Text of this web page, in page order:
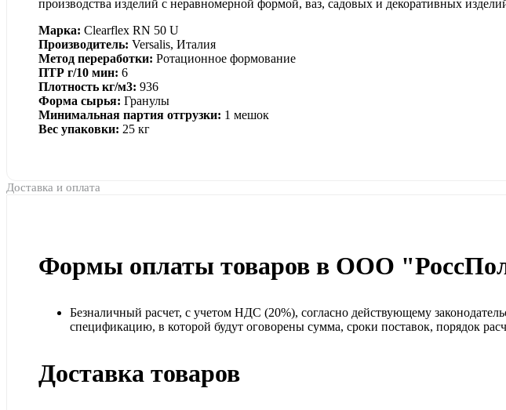
производства изделий с неравномерной формой, ваз, садовых и декоративных
Марка: Clearflex RN 50 U
Производитель: Versalis, Италия
Метод переработки: Ротационное формование
ПТР г/10 мин: 6
Плотность кг/м3: 936
Форма сырья: Гранулы
Минимальная партия отгрузки: 1 мешок
Вес упаковки: 25 кг
Доставка и оплата
Формы оплаты товаров в ООО
Безналичный расчет, с учетом НДС (20%), согласно действующему
спецификацию, в которой будут оговорены сумма, сроки поставок, порядок
Доставка товаров